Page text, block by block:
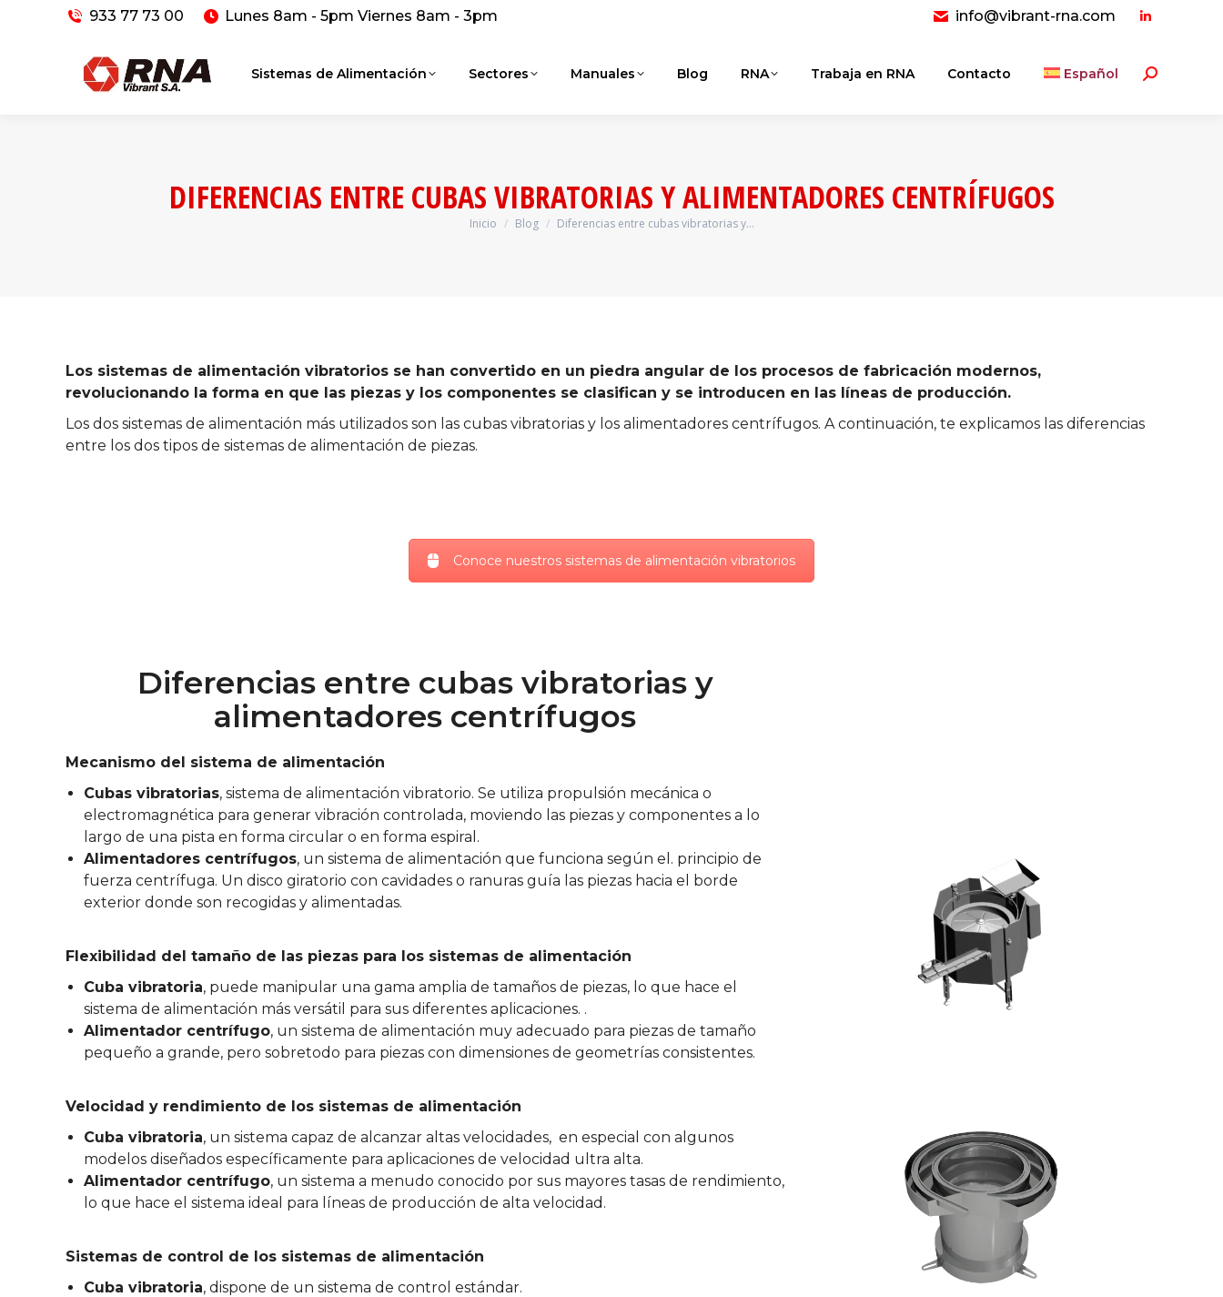
933 77 73 00 Lunes 8am - 5pm Viernes 8am - 3pm info@vibrant-rna.com
Linkedin
opens
Sistemas de Alimentación Sectores Manuales Blog RNA Trabaja en RNA Contacto Español Buscar:
DIFERENCIAS ENTRE CUBAS VIBRATORIAS Y ALIMENTADORES CENTRÍFUGOS
Estás aquí:
Inicio Blog Diferencias entre cubas vibratorias y…
Los sistemas de alimentación vibratorios se han convertido en un piedra angular de los procesos de fabricación modernos,
revolucionando la forma en que las piezas y los componentes se clasifican y se introducen en las líneas de producción.
Los dos sistemas de alimentación más utilizados son las cubas vibratorias y los alimentadores centrífugos. A continuación, te explicamos las diferencias
entre los dos tipos de sistemas de alimentación de piezas.
Conoce nuestros sistemas de alimentación vibratorios
Diferencias entre cubas vibratorias y
alimentadores centrífugos
Mecanismo del sistema de alimentación
Cubas vibratorias, sistema de alimentación vibratorio. Se utiliza propulsión mecánica o
electromagnética para generar vibración controlada, moviendo las piezas y componentes a lo
largo de una pista en forma circular o en forma espiral.
Alimentadores centrífugos, un sistema de alimentación que funciona según el. principio de
fuerza centrífuga. Un disco giratorio con cavidades o ranuras guía las piezas hacia el borde
exterior donde son recogidas y alimentadas.
Flexibilidad del tamaño de las piezas para los sistemas de alimentación
Cuba vibratoria, puede manipular una gama amplia de tamaños de piezas, lo que hace el
sistema de alimentación más versátil para sus diferentes aplicaciones. .
Alimentador centrífugo, un sistema de alimentación muy adecuado para piezas de tamaño
pequeño a grande, pero sobretodo para piezas con dimensiones de geometrías consistentes.
Velocidad y rendimiento de los sistemas de alimentación
Cuba vibratoria, un sistema capaz de alcanzar altas velocidades, en especial con algunos
modelos diseñados específicamente para aplicaciones de velocidad ultra alta.
Alimentador centrífugo, un sistema a menudo conocido por sus mayores tasas de rendimiento,
lo que hace el sistema ideal para líneas de producción de alta velocidad.
Sistemas de control de los sistemas de alimentación
Cuba vibratoria, dispone de un sistema de control estándar.